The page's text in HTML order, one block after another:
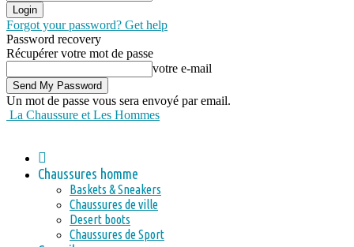
Forgot your password? Get help
Password recovery
Récupérer votre mot de passe
votre e-mail
Un mot de passe vous sera envoyé par email.
La Chaussure et Les Hommes
Chaussures homme
Baskets & Sneakers
Chaussures de ville
Desert boots
Chaussures de Sport